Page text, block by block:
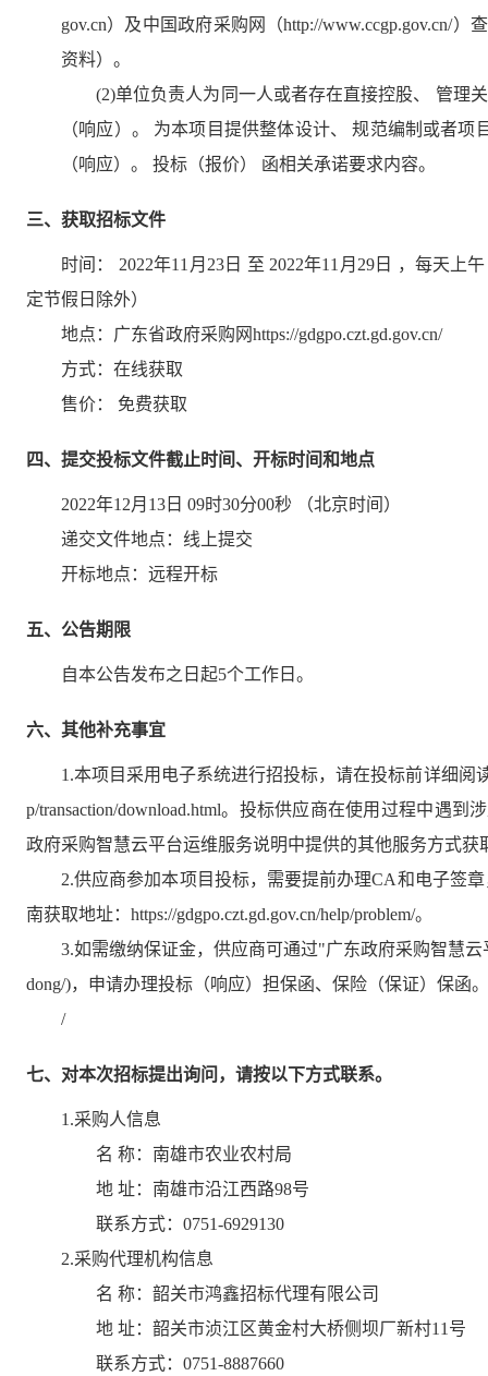
gov.cn）及中国政府采购网（http://www.ccgp.gov.cn/
资料）。
(2)单位负责人为同一人或者存在直接控股、 管理
（响应）。 为本项目提供整体设计、 规范编制或者
（响应）。 投标（报价） 函相关承诺要求内容。
三、获取招标文件
时间： 2022年11月23日 至 2022年11月29日 ，每天上午
定节假日除外）
地点： 广东省政府采购网https://gdgpo.czt.gd.gov.cn/
方式： 在线获取
售价：
免费获取
四、提交投标文件截止时间、开标时间和地点
2022年12月13日 09时30分00秒
（北京时间）
递交文件地点： 线上提交
开标地点： 远程开标
五、公告期限
自本公告发布之日起5个工作日。
六、其他补充事宜
1.本项目采用电子系统进行招投标，请在投标前详细阅
p/transaction/download.html。投标供应商在使用过程中遇
政府采购智慧云平台运维服务说明中提供的其他服务方式获
2.供应商参加本项目投标，需要提前办理CA和电子签
南获取地址：https://gdgpo.czt.gd.gov.cn/help/problem/。
3.如需缴纳保证金，供应商可通过"广东政府采购智慧云
dong/)，申请办理投标（响应）担保函、保险（保证）保函。
/
七、对本次招标提出询问，请按以下方式联系。
1.采购人信息
名 称： 南雄市农业农村局
地 址： 南雄市沿江西路98号
联系方式： 0751-6929130
2.采购代理机构信息
名 称： 韶关市鸿鑫招标代理有限公司
地 址： 韶关市浈江区黄金村大桥侧坝厂新村11号
联系方式： 0751-8887660